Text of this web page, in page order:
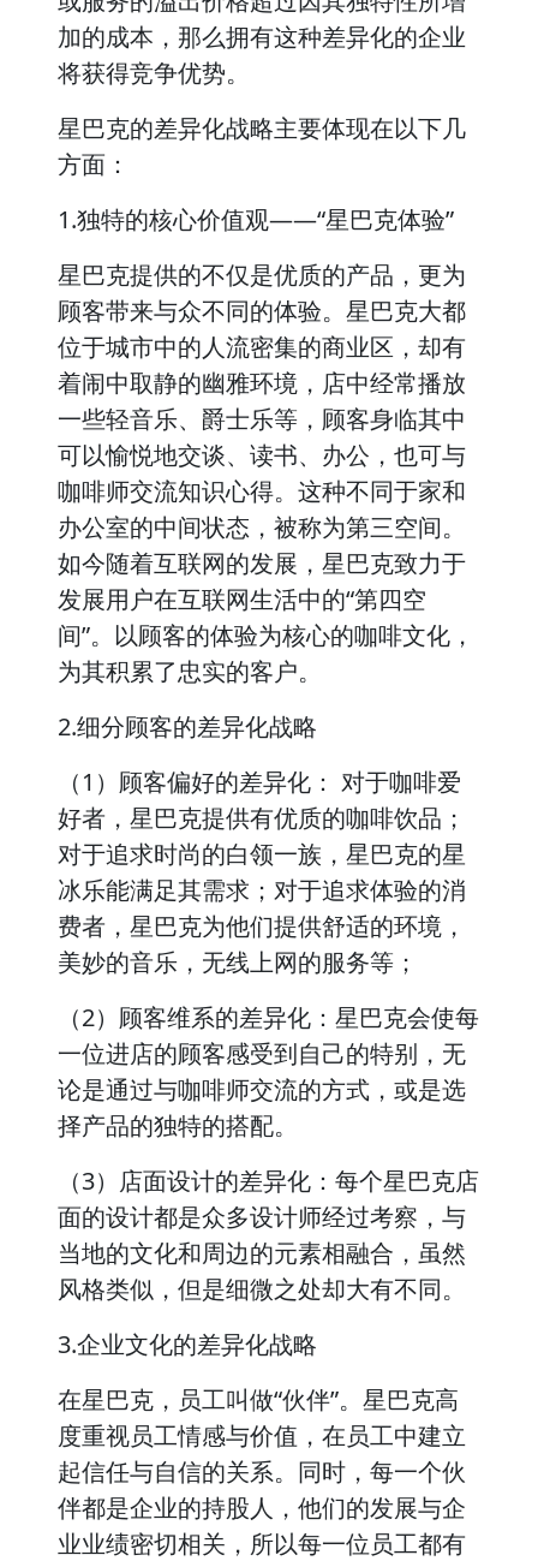
加的成本，那么拥有这种差异化的企业
将获得竞争优势。
星巴克的差异化战略主要体现在以下几
方面：
1.独特的核心价值观——“星巴克体验”
星巴克提供的不仅是优质的产品，更为
顾客带来与众不同的体验。星巴克大都
位于城市中的人流密集的商业区，却有
着闹中取静的幽雅环境，店中经常播放
一些轻音乐、爵士乐等，顾客身临其中
可以愉悦地交谈、读书、办公，也可与
咖啡师交流知识心得。这种不同于家和
办公室的中间状态，被称为第三空间。
如今随着互联网的发展，星巴克致力于
发展用户在互联网生活中的“第四空
间”。以顾客的体验为核心的咖啡文化，
为其积累了忠实的客户。
2.细分顾客的差异化战略
（1）顾客偏好的差异化： 对于咖啡爱
好者，星巴克提供有优质的咖啡饮品；
对于追求时尚的白领一族，星巴克的星
冰乐能满足其需求；对于追求体验的消
费者，星巴克为他们提供舒适的环境，
美妙的音乐，无线上网的服务等；
（2）顾客维系的差异化：星巴克会使每
一位进店的顾客感受到自己的特别，无
论是通过与咖啡师交流的方式，或是选
择产品的独特的搭配。
（3）店面设计的差异化：每个星巴克店
面的设计都是众多设计师经过考察，与
当地的文化和周边的元素相融合，虽然
风格类似，但是细微之处却大有不同。
3.企业文化的差异化战略
在星巴克，员工叫做“伙伴”。星巴克高
度重视员工情感与价值，在员工中建立
起信任与自信的关系。同时，每一个伙
伴都是企业的持股人，他们的发展与企
业业绩密切相关，所以每一位员工都有